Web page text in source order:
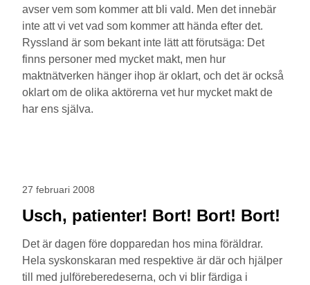
avser vem som kommer att bli vald. Men det innebär
inte att vi vet vad som kommer att hända efter det.
Ryssland är som bekant inte lätt att förutsäga: Det
finns personer med mycket makt, men hur
maktnätverken hänger ihop är oklart, och det är också
oklart om de olika aktörerna vet hur mycket makt de
har ens själva.
27 februari 2008
Usch, patienter! Bort! Bort! Bort!
Det är dagen före dopparedan hos mina föräldrar.
Hela syskonskaran med respektive är där och hjälper
till med julföreberedeserna, och vi blir färdiga i